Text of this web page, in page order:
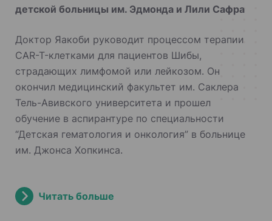
детской больницы им. Эдмонда и Лили Сафра
Доктор Яакоби руководит процессом терапии
CAR-T-клетками для пациентов Шибы,
страдающих лимфомой или лейкозом. Он
окончил медицинский факультет им. Саклера
Тель-Авивского университета и прошел
обучение в аспирантуре по специальности
“Детская гематология и онкология” в больнице
им. Джонса Хопкинса.
Читать больше